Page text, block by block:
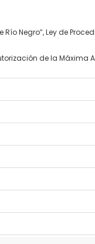
Negro”, Ley de
de la Máxima